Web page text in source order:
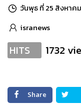
วันพุธ ที่ 25 สิงหาค
isranews
HITS 1732
Share